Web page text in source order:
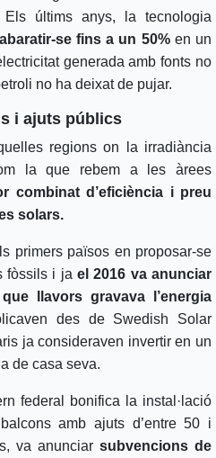
Els últims anys, la tecnologia
se fins a un 50%en un
generada amb fonts no
no ha deixat de pujar.
i ajuts públics
regions on la irradiància
la que rebem a les àrees
combinat d’eficiència i preu
solars.
primers països en proposar-se
fòssils i ja el 2016 va anunciar
llavors gravava l’energia
des de Swedish Solar
ja consideraven invertir en un
de casa seva.
federal bonifica la instal·lació
amb ajuts d’entre 50 i
va anunciar subvencions de